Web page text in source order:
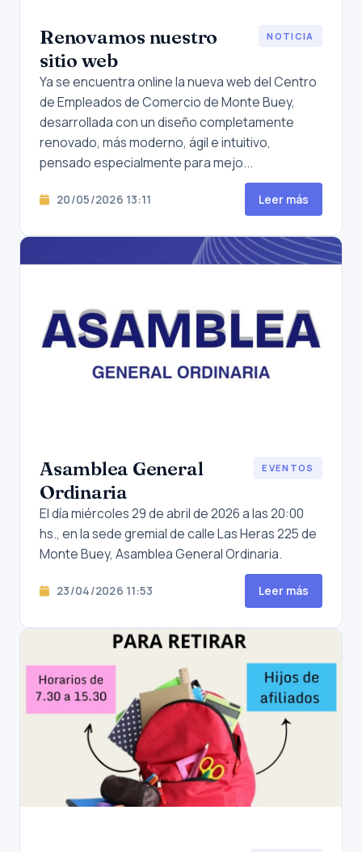
Renovamos nuestro
sitio web
NOTICIA
Ya se encuentra online la nueva web del Centro
de Empleados de Comercio de Monte Buey,
desarrollada con un diseño completamente
renovado, más moderno, ágil e intuitivo,
pensado especialmente para mejo...
20/05/2026 13:11 Leer más
Asamblea General
Ordinaria
EVENTOS
El día miércoles 29 de abril de 2026 a las 20:00
hs., en la sede gremial de calle Las Heras 225 de
Monte Buey, Asamblea General Ordinaria.
23/04/2026 11:53 Leer más